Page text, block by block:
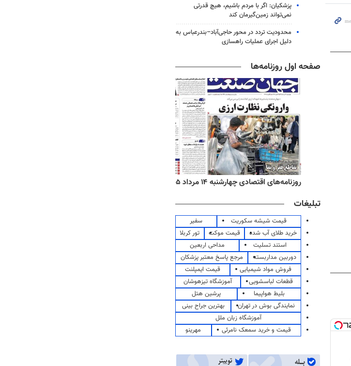
پزشکیان: اگر با مردم باشیم، هیچ قدرتی
نمی‌تواند زمین‌گیرمان کند
محدودیت تردد در محور حاجی‌آباد–بندرعباس به
دلیل اجرای عملیات راهسازی
صفحه اول روزنامه‌ها
روزنامه‌های اقتصادی چهارشنبه ۱۴ مرداد ۱۴۰۵
تبلیغات
قیمت شیشه سکوریت
سفیر
خرید طلای آب شده
قیمت موکت
تور کربلا
استند تسلیت
مداحی اربعین
دوربین مداربسته
مرجع پاسخ معتبر پزشکان
فروش مواد شیمیایی
قیمت ایمپلنت
قطعات لباسشویی
آموزشگاه تیزهوشان
بلیط هواپیما
پرشین هتل
نمایندگی بوش در تهران
بهترین جراح بینی
آموزشگاه زبان ملل
قیمت و خرید سمعک نامرئی
مهرینو